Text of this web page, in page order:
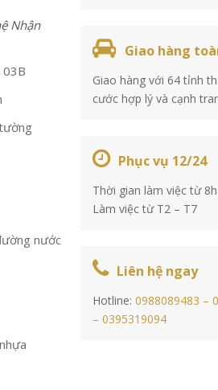
Nhận
nước
Giao hàng
Giao hàng với 64 tỉnh
cước hợp lý và cạnh
Phục vụ 12/24
Thời gian làm việc từ
Làm việc từ T2 – T7
Liên hệ ngay
Hotline: 0988089483 –
– 0395319094